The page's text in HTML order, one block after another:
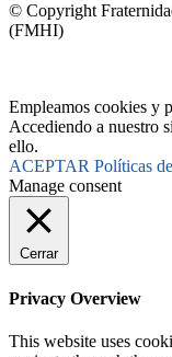
© Copyright
(FMHI)
Empleamos cookies y
Accediendo a nuestro
ello.
ACEPTAR Políticas
Manage consent
Cerrar
Privacy Overview
This website uses